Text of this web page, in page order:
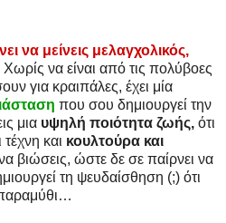
να μείνεις μελαγχολικός,
να είναι από τις πολύβοες
για κραιπάλες, έχει μία
που σου δημιουργεί την
μια υψηλή ποιότητα ζωής, ότι
και κουλτούρα και
βιώσεις, ώστε δε σε παίρνει να
τη ψευδαίσθηση (;) ότι